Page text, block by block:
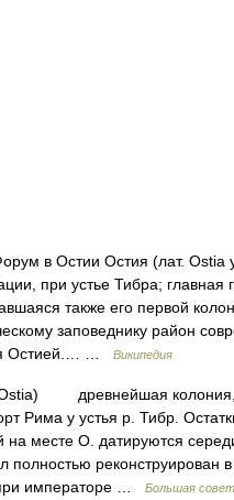
в Остии Остия (лат. Ostia
при устье Тибра; главная
также его первой
заповеднику район
Остией.… …
Википедия
древнейшая колония,
Рима у устья р. Тибр.
на месте О. датируются
полностью реконструирован
императоре …
Большая